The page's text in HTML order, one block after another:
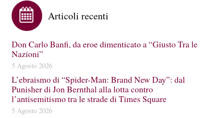
Articoli recenti
Don Carlo Banfi, da eroe dimenticato a “Giusto Tra le
Nazioni”
5 Agosto 2026
L’ebraismo di “Spider-Man: Brand New Day”: dal
Punisher di Jon Bernthal alla lotta contro
l’antisemitismo tra le strade di Times Square
5 Agosto 2026